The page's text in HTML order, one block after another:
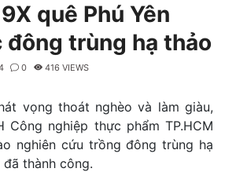
quê Phú Yên
đông trùng hạ thảo
0 416 VIEWS
vọng thoát nghèo và làm giàu,
Công nghiệp thực phẩm TP.HCM
nghiên cứu trồng đông trùng hạ
thành công.